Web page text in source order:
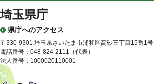
埼玉県庁
県庁へのアクセス
〒330-9301 埼玉県さいたま市浦和区高砂三丁目15番1号
電話番号：048-824-2111（代表）
法人番号：1000020110001